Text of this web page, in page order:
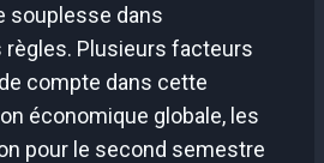
souplesse dans
règles. Plusieurs facteurs
compte dans cette
économique globale, les
pour le second semestre